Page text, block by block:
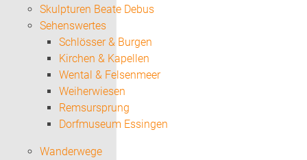
Skulpturen Beate Debus
Sehenswertes
Schlösser & Burgen
Kirchen & Kapellen
Wental & Felsenmeer
Weiherwiesen
Remsursprung
Dorfmuseum Essingen
Wanderwege